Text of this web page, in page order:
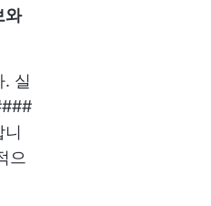
와
. 실
으